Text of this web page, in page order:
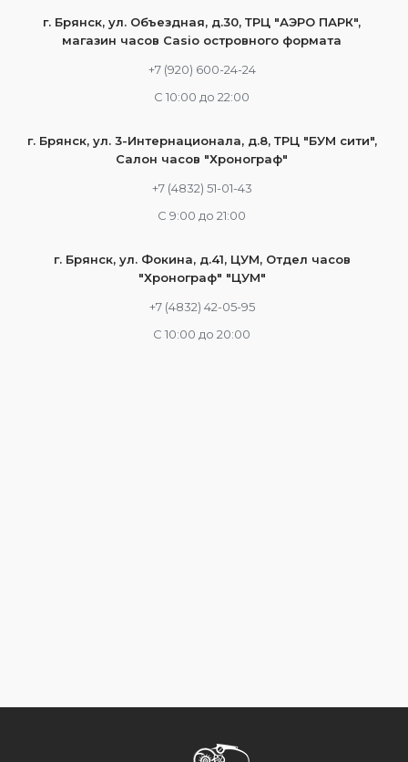
г. Брянск, ул. Объездная, д.30, ТРЦ "АЭРО ПАРК",
магазин часов Casio островного формата
+7 (920) 600-24-24
С 10:00 до 22:00
г. Брянск, ул. 3-Интернационала, д.8, ТРЦ "БУМ сити",
Салон часов "Хронограф"
+7 (4832) 51-01-43
С 9:00 до 21:00
г. Брянск, ул. Фокина, д.41, ЦУМ, Отдел часов
"Хронограф" "ЦУМ"
+7 (4832) 42-05-95
С 10:00 до 20:00